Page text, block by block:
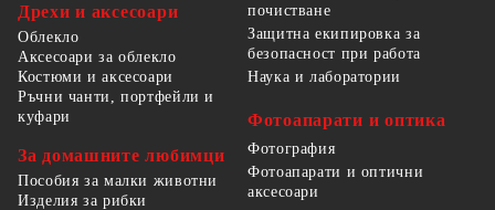
Дрехи и аксесоари
Облекло
Аксесоари за облекло
Костюми и аксесоари
Ръчни чанти, портфейли и
куфари
За домашните любимци
Пособия за малки животни
Изделия за рибки
почистване
Защитна екипировка за
безопасност при работа
Наука и лаборатории
Фотоапарати и оптика
Фотография
Фотоапарати и оптични
аксесоари